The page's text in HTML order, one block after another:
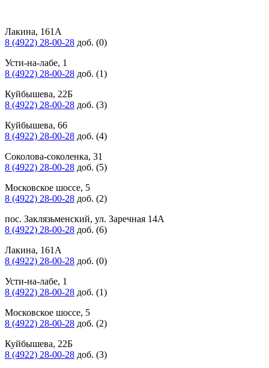
Лакина, 161А
8 (4922) 28-00-28 доб. (0)
Усти-на-лабе, 1
8 (4922) 28-00-28 доб. (1)
Куйбышева, 22Б
8 (4922) 28-00-28 доб. (3)
Куйбышева, 66
8 (4922) 28-00-28 доб. (4)
Соколова-соколенка, 31
8 (4922) 28-00-28 доб. (5)
Московское шоссе, 5
8 (4922) 28-00-28 доб. (2)
пос. Заклязьменский, ул. Заречная 14А
8 (4922) 28-00-28 доб. (6)
Лакина, 161А
8 (4922) 28-00-28 доб. (0)
Усти-на-лабе, 1
8 (4922) 28-00-28 доб. (1)
Московское шоссе, 5
8 (4922) 28-00-28 доб. (2)
Куйбышева, 22Б
8 (4922) 28-00-28 доб. (3)